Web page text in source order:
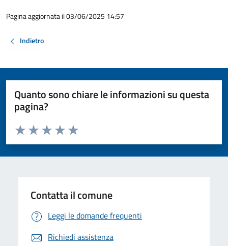
Pagina aggiornata il 03/06/2025 14:57
Indietro
Quanto sono chiare le informazioni su questa
pagina?
Valuta da 1 a 5 stelle la pagina
Valuta 5 stelle su 5
Valuta 4 stelle su 5
Valuta 3 stelle su 5
Valuta 2 stelle su 5
Valuta 1 stelle su 5
Contatta il comune
Leggi le domande frequenti
Richiedi assistenza